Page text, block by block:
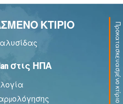
Προκατασκευασμένο κτίριο
ΚΤΊΡΙΟ
στις ΗΠΑ